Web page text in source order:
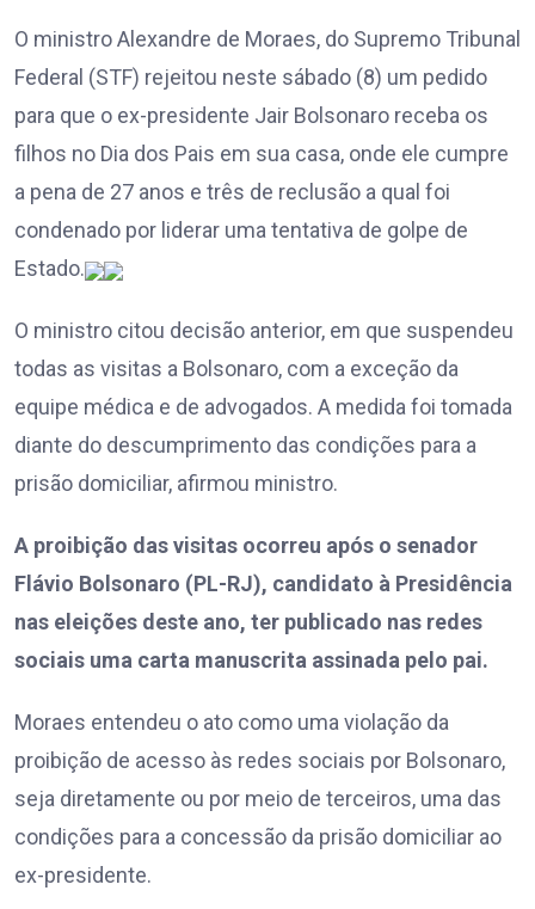
O ministro Alexandre de Moraes, do Supremo Tribunal
Federal (STF) rejeitou neste sábado (8) um pedido
para que o ex-presidente Jair Bolsonaro receba os
filhos no Dia dos Pais em sua casa, onde ele cumpre
a pena de 27 anos e três de reclusão a qual foi
condenado por liderar uma tentativa de golpe de
Estado.
O ministro citou decisão anterior, em que suspendeu
todas as visitas a Bolsonaro, com a exceção da
equipe médica e de advogados. A medida foi tomada
diante do descumprimento das condições para a
prisão domiciliar, afirmou ministro.
A proibição das visitas ocorreu após o senador
Flávio Bolsonaro (PL-RJ), candidato à Presidência
nas eleições deste ano, ter publicado nas redes
sociais uma carta manuscrita assinada pelo pai.
Moraes entendeu o ato como uma violação da
proibição de acesso às redes sociais por Bolsonaro,
seja diretamente ou por meio de terceiros, uma das
condições para a concessão da prisão domiciliar ao
ex-presidente.